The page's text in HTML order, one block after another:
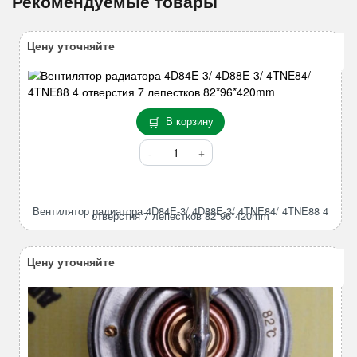
В корзину
Количество
товара
4D84E-
3/
4D88E-
4TNE88
4
отверстия
7
Вентилятор радиатора 4D84E-3/ 4D88E-3/ 4TNE84/ 4TNE88 4
отверстия 7 лепестков 82*96*420mm
Цену уточняйте
Цену уточняйте